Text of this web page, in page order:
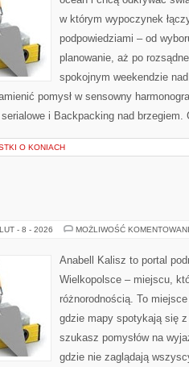
w którym wypoczynek
podpowiedziami – od
planowanie, aż po
spokojnym weekendzie
pomysł w sensowny
i Backpacking nad brzegiem.
O KONIACH
LUT - 8 - 2026 MOŻLIWOŚĆ
Anabell Kalisz to portal
Wielkopolsce – miejscu,
różnorodnością. To
gdzie mapy spotykają się
szukasz pomysłów na
gdzie nie zaglądają